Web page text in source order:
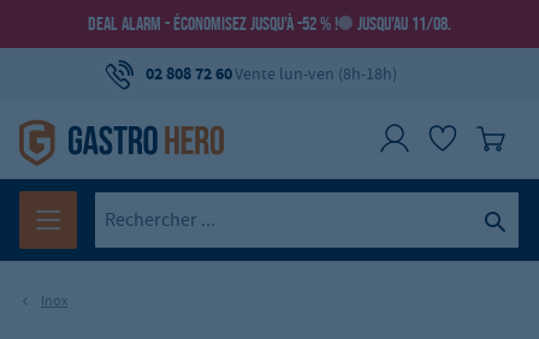
DEAL ALARM - ÉCONOMISEZ JUSQU’À -52 % ! JUSQU’AU 11/08.
02 808 72 60Vente lun-ven (8h-18h)
Inox